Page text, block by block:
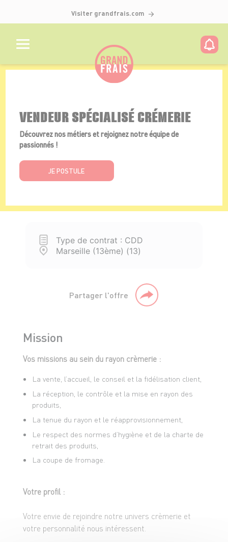
Visiter grandfrais.com
VENDEUR SPÉCIALISÉ CRÉMERIE
Découvrez nos métiers et rejoignez notre équipe de
passionnés !
JE POSTULE
Type de contrat : CDD
Marseille (13ème) (13)
Partager l'offre
Mission
Vos missions au sein du rayon crèmerie :
La vente, l’accueil, le conseil et la fidélisation client,
La réception, le contrôle et la mise en rayon des
produits,
La tenue du rayon et le réapprovisionnement,
Le respect des normes d’hygiène et de la charte de
retrait des produits,
La coupe de fromage.
Votre profil :
Votre envie de rejoindre notre univers crèmerie et
votre personnalité nous intéressent.